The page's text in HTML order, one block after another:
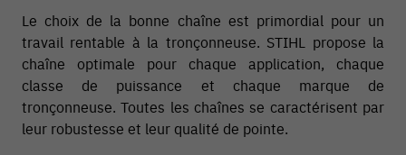
Le choix de la bonne chaîne est primordial pour un
travail rentable à la tronçonneuse. STIHL propose la
chaîne optimale pour chaque application, chaque
classe de puissance et chaque marque de
tronçonneuse. Toutes les chaînes se caractérisent par
leur robustesse et leur qualité de pointe.